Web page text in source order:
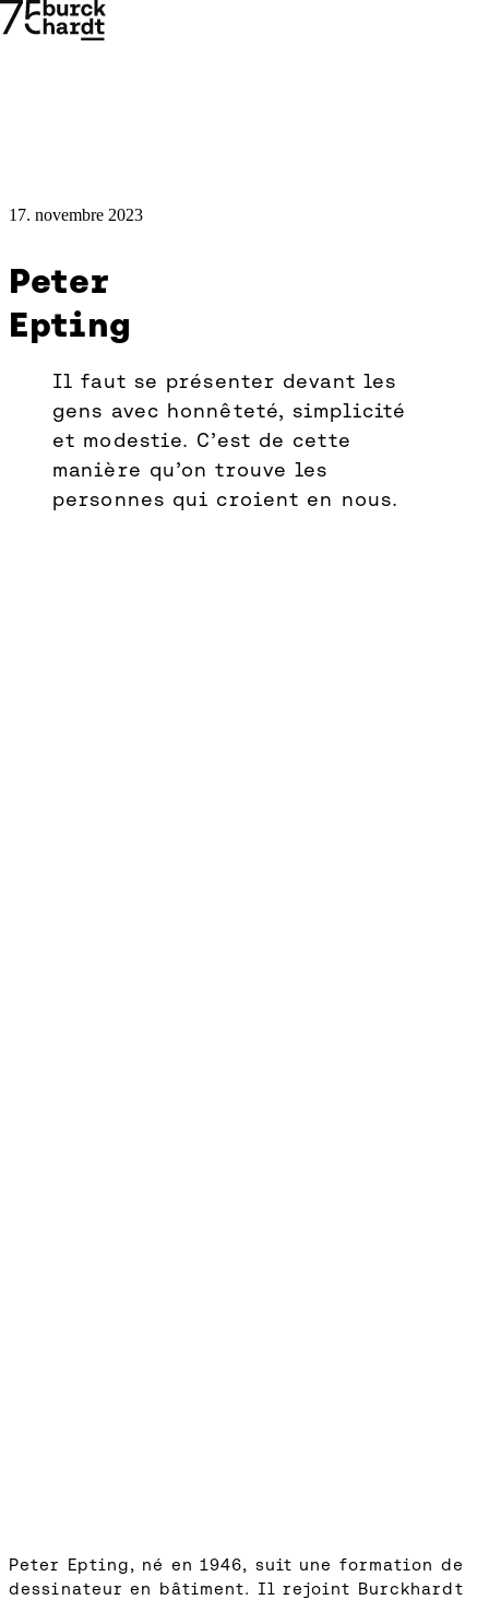
17. novembre 2023
Peter
Epting
im
Gespräch
für
Burckhardt
History
Peter
Epting
Il faut se présenter devant les
gens avec honnêteté, simplicité
et modestie. C’est de cette
manière qu’on trouve les
personnes qui croient en nous.
Peter Epting, né en 1946, suit une formation de
dessinateur en bâtiment. Il rejoint Burckhardt